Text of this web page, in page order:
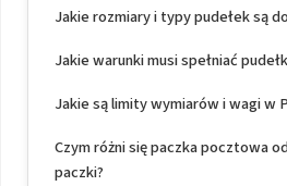
Jakie rozmiary i typy pudełek są
Jakie warunki musi spełniać
Jakie są limity wymiarów i wagi w
Czym różni się paczka pocztowa
paczki?